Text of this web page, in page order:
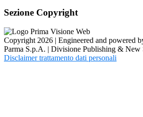
Sezione Copyright
Copyright 2026 | Engineered and powered
Parma S.p.A. | Divisione Publishing & New
Disclaimer trattamento dati personali